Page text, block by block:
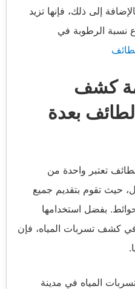
إلى ذلك، فإنها تزيد
نسبة الرطوبة في
كشف
بعدة
تعتبر واحدة من
حيث تقوم بتقديم جميع
بفضل استخدامها
في كشف تسربات المياه، فإن
المياه في مدينة